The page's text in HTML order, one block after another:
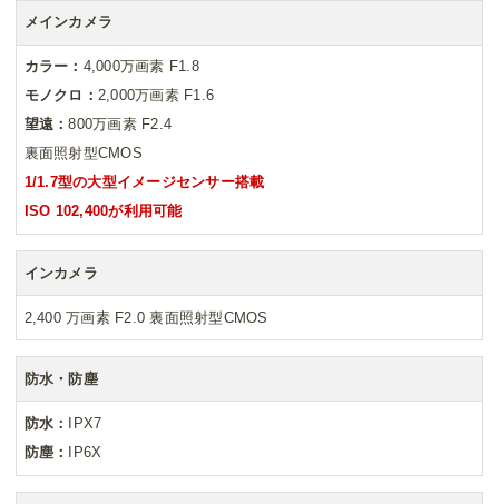
メインカメラ
カラー： 4,000万画素 F1.8
モノクロ： 2,000万画素 F1.6
望遠：800万画素 F2.4
裏面照射型CMOS
1/1.7型の大型イメージセンサー搭載
ISO 102,400が利用可能
インカメラ
2,400 万画素 F2.0 裏面照射型CMOS
防水・防塵
防水：
IPX7
防塵：
IP6X